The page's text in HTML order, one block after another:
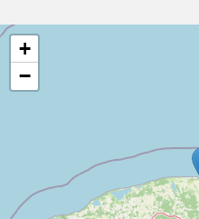
+
−